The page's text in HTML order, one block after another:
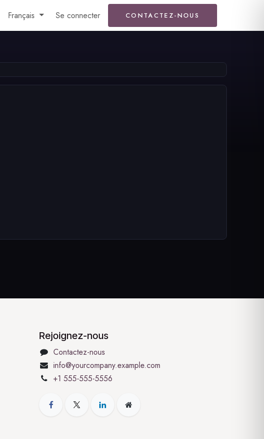
Français Se connecter CONTACTEZ-NOUS
Rejoignez-nous
Contactez-nous
info@yourcompany.example.com
+1 555-555-5556